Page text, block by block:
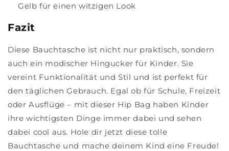
Gelb für einen witzigen Look
Fazit
Diese Bauchtasche ist nicht nur praktisch, sondern
auch ein modischer Hingucker für Kinder. Sie
vereint Funktionalität und Stil und ist perfekt für
den täglichen Gebrauch. Egal ob für Schule, Freizeit
oder Ausflüge – mit dieser Hip Bag haben Kinder
ihre wichtigsten Dinge immer dabei und sehen
dabei cool aus. Hole dir jetzt diese tolle
Bauchtasche und mache deinem Kind eine Freude!